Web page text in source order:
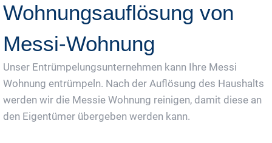
Wohnungsauflösung von
Messi-Wohnung
Unser Entrümpelungsunternehmen kann Ihre Messi
Wohnung entrümpeln. Nach der Auflösung des Haushalts
werden wir die Messie Wohnung reinigen, damit diese an
den Eigentümer übergeben werden kann.